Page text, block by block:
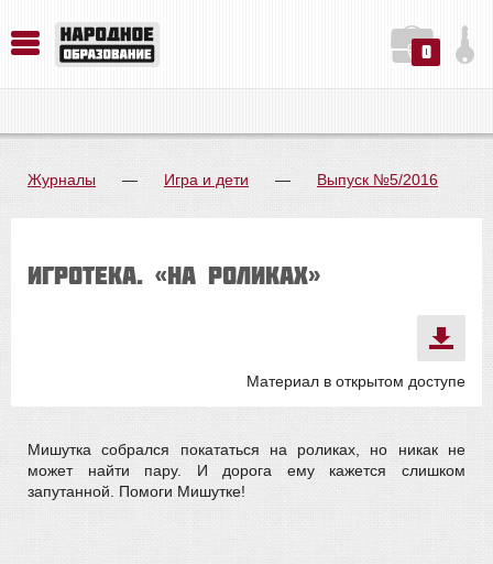
0
Журналы — Игра и дети — Выпуск №5/2016
Игротека. «На роликах»
Материал в открытом доступе
Мишутка собрался покататься на роликах, но никак не
может найти пару. И дорога ему кажется слишком
запутанной. Помоги Мишутке!